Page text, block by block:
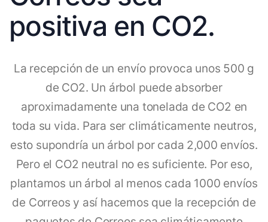
positiva en CO2.
La recepción de un envío provoca unos 500 g
de CO2. Un árbol puede absorber
aproximadamente una tonelada de CO2 en
toda su vida. Para ser climáticamente neutros,
esto supondría un árbol por cada 2,000 envíos.
Pero el CO2 neutral no es suficiente. Por eso,
plantamos un árbol al menos cada 1000 envíos
de Correos y así hacemos que la recepción de